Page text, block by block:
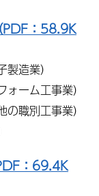
PDF：58.9K
造業）
ーム工事業）
職別工事業）
：69.4K